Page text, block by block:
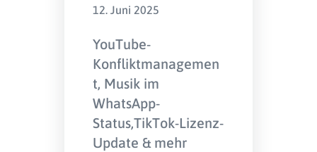
12. Juni 2025
YouTube-
Konfliktmanagemen
t, Musik im
WhatsApp-
Status,TikTok-Lizenz-
Update & mehr